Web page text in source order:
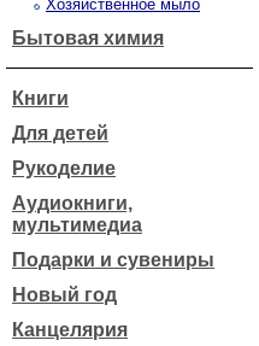
Хозяйственное мыло
Бытовая химия
Книги
Для детей
Рукоделие
Аудиокниги,
мультимедиа
Подарки и сувениры
Новый год
Канцелярия